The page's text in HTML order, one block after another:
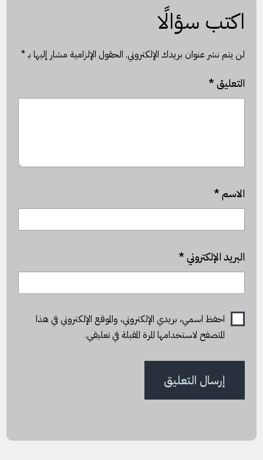
اكتب سؤالًا
لن يتم نشر عنوان بريدك الإلكتروني. الحقول الإلزامية مشار إليها بـ*
التعليق*
الاسم*
البريد الإلكتروني*
احفظ اسمي، بريدي الإلكتروني، والموقع الإلكتروني في هذا
المتصفح لاستخدامها المرة المقبلة في تعليقي.